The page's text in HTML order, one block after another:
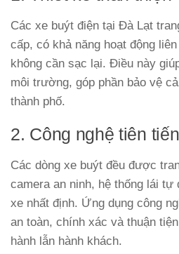
Các xe buýt điện tại Đà Lạt
cấp, có khả năng hoạt động
không cần sạc lại. Điều này
môi trường, góp phần bảo vệ
thành phố.
2. Công nghệ tiên tiến
Các dòng xe buýt đều được
camera an ninh, hệ thống lái tự
xe nhất định. Ứng dụng công
an toàn, chính xác và thuận
hành lẫn hành khách.